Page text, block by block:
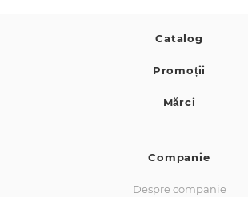
Catalog
Promoții
Mărci
Companie
Despre companie